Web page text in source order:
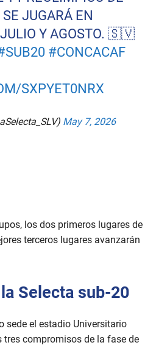
JUGARÁ EN
JULIO Y AGOSTO. 🇸🇻
#CONCACAF
SXPYET0NRX
May 7, 2026
los dos primeros lugares de
terceros lugares avanzarán
Selecta sub-20
sede el estadio Universitario
tres compromisos de la fase de